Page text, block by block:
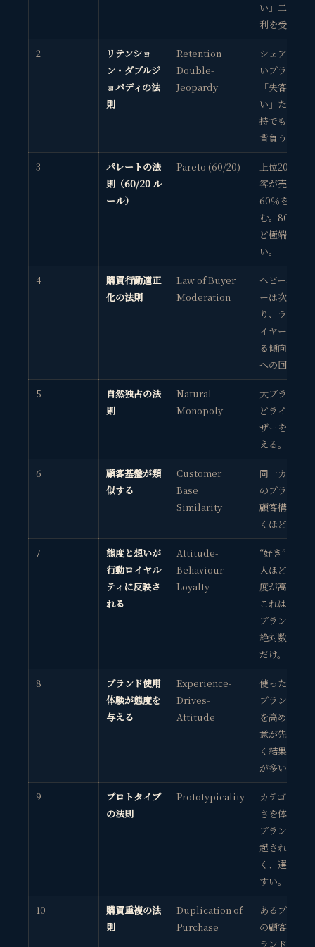
い」二重の不
利を受ける。
2
リテンショ
ン・ダブルジ
ョパディの法
則
Retention
Double-
Jeopardy
シェアが小さ
いブランドは
「失客率も高
い」ため、維
持でも不利を
背負う。
3
パレートの法
則（60/20 ル
ール）
Pareto (60/20)
上位20％顧
客が売上の約
60％を生
む。80/20 ほ
ど極端ではな
い。
4
購買行動適正
化の法則
Law of Buyer
Moderation
ヘビーバイヤ
ーは次期に減
り、ライトバ
イヤーは増え
る傾向（平均
への回帰）。
5
自然独占の法
則
Natural
Monopoly
大ブランドほ
どライトユー
ザーを多く抱
える。
6
顧客基盤が類
似する
Customer
Base
Similarity
同一カテゴリ
のブランドは
顧客構成が驚
くほど似る。
7
態度と想いが
行動ロイヤル
ティに反映さ
れる
Attitude-
Behaviour
Loyalty
“好き”と言う
人ほど購買頻
度が高いが、
これはビッグ
ブランドでは
絶対数が多い
だけ。
8
ブランド使用
体験が態度を
与える
Experience-
Drives-
Attitude
使った経験が
ブランド好意
を高める。好
意が先ではな
く結果の場合
が多い。
9
プロトタイプ
の法則
Prototypicality
カテゴリらし
さを体現する
ブランドは想
起されやす
く、選ばれや
すい。
10
購買重複の法
則
Duplication of
Purchase
あるブランド
の顧客が他ブ
ランドも買う